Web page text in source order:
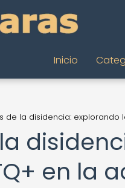
Inicio
de la disidencia: explorando
en la